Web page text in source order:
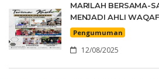
MARILAH BERSAMA-
MENJADI AHLI
Pengumuman
12/08/2025